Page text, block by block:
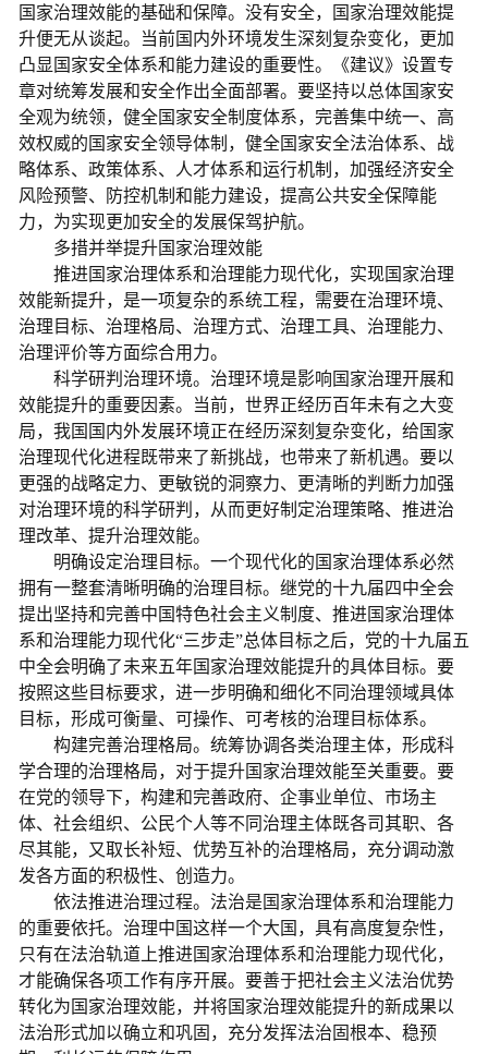
国家治理效能的基础和保障。没有安全，国家治理效能提
升便无从谈起。当前国内外环境发生深刻复杂变化，更加
凸显国家安全体系和能力建设的重要性。《建议》设置专
章对统筹发展和安全作出全面部署。要坚持以总体国家安
全观为统领，健全国家安全制度体系，完善集中统一、高
效权威的国家安全领导体制，健全国家安全法治体系、战
略体系、政策体系、人才体系和运行机制，加强经济安全
风险预警、防控机制和能力建设，提高公共安全保障能
力，为实现更加安全的发展保驾护航。
多措并举提升国家治理效能
推进国家治理体系和治理能力现代化，实现国家治理
效能新提升，是一项复杂的系统工程，需要在治理环境、
治理目标、治理格局、治理方式、治理工具、治理能力、
治理评价等方面综合用力。
科学研判治理环境。治理环境是影响国家治理开展和
效能提升的重要因素。当前，世界正经历百年未有之大变
局，我国国内外发展环境正在经历深刻复杂变化，给国家
治理现代化进程既带来了新挑战，也带来了新机遇。要以
更强的战略定力、更敏锐的洞察力、更清晰的判断力加强
对治理环境的科学研判，从而更好制定治理策略、推进治
理改革、提升治理效能。
明确设定治理目标。一个现代化的国家治理体系必然
拥有一整套清晰明确的治理目标。继党的十九届四中全会
提出坚持和完善中国特色社会主义制度、推进国家治理体
系和治理能力现代化“三步走”总体目标之后，党的十九届五
中全会明确了未来五年国家治理效能提升的具体目标。要
按照这些目标要求，进一步明确和细化不同治理领域具体
目标，形成可衡量、可操作、可考核的治理目标体系。
构建完善治理格局。统筹协调各类治理主体，形成科
学合理的治理格局，对于提升国家治理效能至关重要。要
在党的领导下，构建和完善政府、企事业单位、市场主
体、社会组织、公民个人等不同治理主体既各司其职、各
尽其能，又取长补短、优势互补的治理格局，充分调动激
发各方面的积极性、创造力。
依法推进治理过程。法治是国家治理体系和治理能力
的重要依托。治理中国这样一个大国，具有高度复杂性，
只有在法治轨道上推进国家治理体系和治理能力现代化，
才能确保各项工作有序开展。要善于把社会主义法治优势
转化为国家治理效能，并将国家治理效能提升的新成果以
法治形式加以确立和巩固，充分发挥法治固根本、稳预